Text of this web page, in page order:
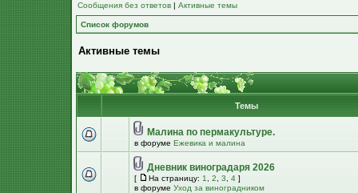
Сообщения без ответов | Активные темы
Список форумов
Активные темы
Темы
Малина по пермакультуре.
в форуме Ежевика и малина
Дневник виноградаря 2026
[ На страницу: 1 2 3 4 ]
в форуме Уход за виноградником